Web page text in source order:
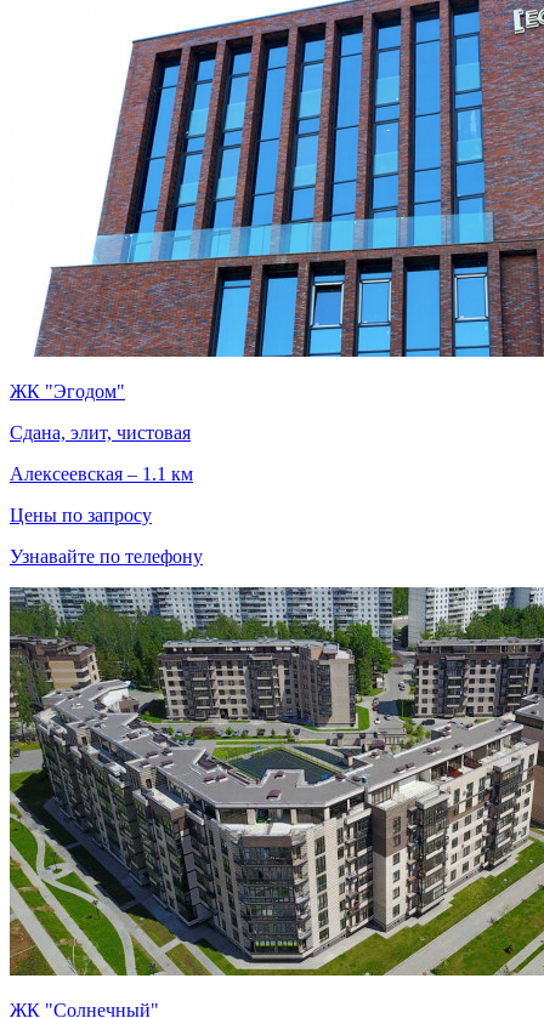
ЖК "Эгодом"
Сдана, элит, чистовая
Алексеевская – 1.1 км
Цены по запросу
Узнавайте по телефону
ЖК "Солнечный"